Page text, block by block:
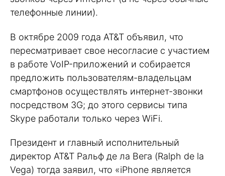
телефонные линии).
В октябре 2009 года AT&T объявил, что
пересматривает свое несогласие с участием
в работе VoIP-приложений и собирается
предложить пользователям-владельцам
смартфонов осуществлять интернет-звонки
посредством 3G; до этого сервисы типа
Skype работали только через WiFi.
Президент и главный исполнительный
директор AT&T Ральф де ла Вега (Ralph de la
Vega) тогда заявил, что «iPhone является